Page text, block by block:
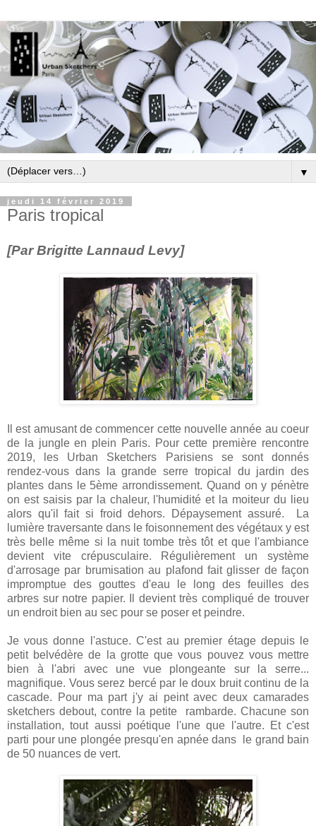
▼
jeudi 14 février 2019
Paris tropical
[Par Brigitte Lannaud Levy]
Il est amusant de commencer cette nouvelle année au coeur
de la jungle en plein Paris. Pour cette première rencontre
2019, les Urban Sketchers Parisiens se sont donnés
rendez-vous dans la grande serre tropical du jardin des
plantes dans le 5ème arrondissement. Quand on y pénètre
on est saisis par la chaleur, l'humidité et la moiteur du lieu
alors qu'il fait si froid dehors. Dépaysement assuré. La
lumière traversante dans le foisonnement des végétaux y est
très belle même si la nuit tombe très tôt et que l'ambiance
devient vite crépusculaire. Régulièrement un système
d'arrosage par brumisation au plafond fait glisser de façon
impromptue des gouttes d'eau le long des feuilles des
arbres sur notre papier. Il devient très compliqué de trouver
un endroit bien au sec pour se poser et peindre.
Je vous donne l'astuce. C'est au premier étage depuis le
petit belvédère de la grotte que vous pouvez vous mettre
bien à l'abri avec une vue plongeante sur la serre...
magnifique. Vous serez bercé par le doux bruit continu de la
cascade. Pour ma part j'y ai peint avec deux camarades
sketchers debout, contre la petite rambarde. Chacune son
installation, tout aussi poétique l'une que l'autre. Et c'est
parti pour une plongée presqu'en apnée dans le grand bain
de 50 nuances de vert.